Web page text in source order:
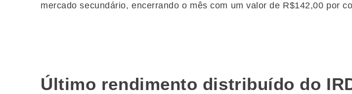
mercado secundário, encerrando o mês com um valor de R$142,00 por
Último rendimento distribuído do